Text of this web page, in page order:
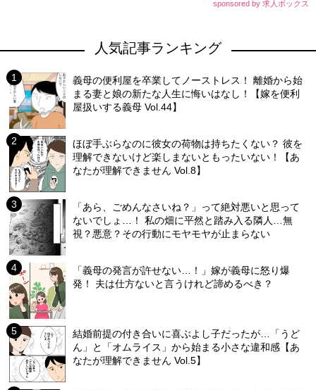
sponsored by 求人ボックス
人気記事ランキング
義母の便利屋を卒業してノーストレス！ 離婚から始
まる妻と娘の新たな人生に悔いはなし！【嫁を便利
屋扱いする義母 Vol.44】
ほぼ手ぶらなのに彼女の荷物は持ちたくない？ 彼を
理解できないけど楽しまないともったいない！【あ
なたが理解できません Vol.8】
「あら、ごめんなさいね？」って絶対悪いと思って
ないでしょ…！ 私の畑に平然と踏み入る隣人…無
視？悪意？その行動にモヤモヤが止まらない
「義母の発言が許せない…！」嫁が義母に怒り爆
発！ 夫は仕方ないと言うけれど諦めるべき？
結婚前提の付き合いに喜ぶよし子だったが…「うど
ん」と「オムライス」から始まる小さな違和感【あ
なたが理解できません Vol.5】